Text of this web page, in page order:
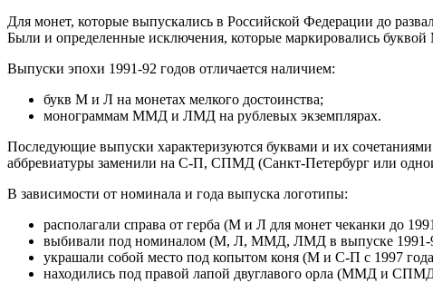
Для монет, которые выпускались в Российской Федерации до
Были и определенные исключения, которые маркировались
Выпуски эпохи 1991-92 годов отличается наличием:
букв М и Л на монетах мелкого достоинства;
монограммам ММД и ЛМД на рублевых экземплярах.
Последующие выпуски характеризуются буквами и их
аббревиатуры заменили на С-П, СПМД (Санкт-Петербург или
В зависимости от номинала и года выпуска логотипы:
располагали справа от герба (М и Л для монет чеканки до
выбивали под номиналом (М, Л, ММД, ЛМД в выпуске 1991-
украшали собой место под копытом коня (М и С-П с 1997
находились под правой лапой двуглавого орла (ММД и